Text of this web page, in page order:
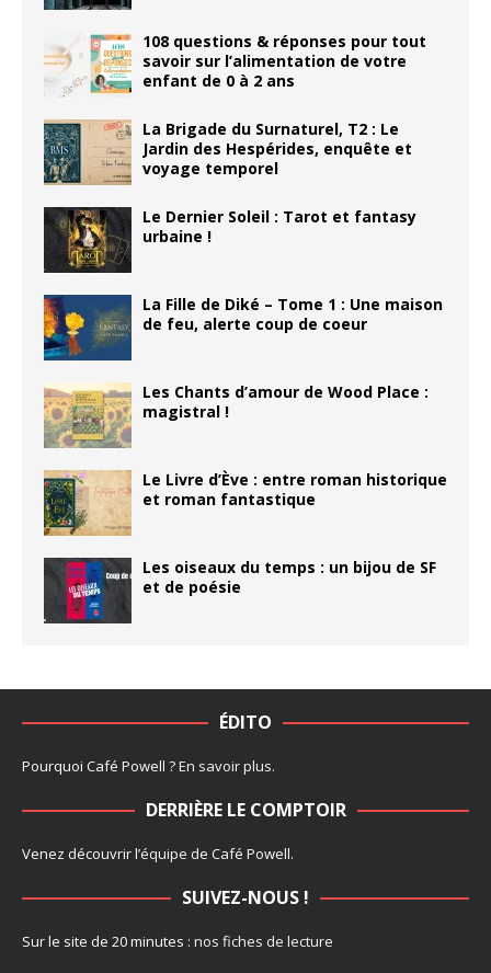
108 questions & réponses pour tout
savoir sur l’alimentation de votre
enfant de 0 à 2 ans
La Brigade du Surnaturel, T2 : Le
Jardin des Hespérides, enquête et
voyage temporel
Le Dernier Soleil : Tarot et fantasy
urbaine !
La Fille de Diké – Tome 1 : Une maison
de feu, alerte coup de coeur
Les Chants d’amour de Wood Place :
magistral !
Le Livre d’Ève : entre roman historique
et roman fantastique
Les oiseaux du temps : un bijou de SF
et de poésie
ÉDITO
Pourquoi Café Powell ?En savoir plus.
DERRIÈRE LE COMPTOIR
Venez découvrir l’équipe de Café Powell.
SUIVEZ-NOUS !
Sur le site de 20 minutes : nos fiches de lecture